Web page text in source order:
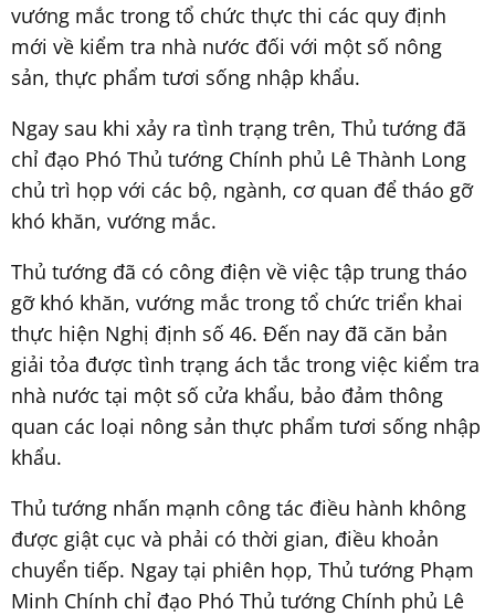
vướng mắc trong tổ chức thực thi các quy định
mới về kiểm tra nhà nước đối với một số nông
sản, thực phẩm tươi sống nhập khẩu.
Ngay sau khi xảy ra tình trạng trên, Thủ tướng đã
chỉ đạo Phó Thủ tướng Chính phủ Lê Thành Long
chủ trì họp với các bộ, ngành, cơ quan để tháo gỡ
khó khăn, vướng mắc.
Thủ tướng đã có công điện về việc tập trung tháo
gỡ khó khăn, vướng mắc trong tổ chức triển khai
thực hiện Nghị định số 46. Đến nay đã căn bản
giải tỏa được tình trạng ách tắc trong việc kiểm tra
nhà nước tại một số cửa khẩu, bảo đảm thông
quan các loại nông sản thực phẩm tươi sống nhập
khẩu.
Thủ tướng nhấn mạnh công tác điều hành không
được giật cục và phải có thời gian, điều khoản
chuyển tiếp. Ngay tại phiên họp, Thủ tướng Phạm
Minh Chính chỉ đạo Phó Thủ tướng Chính phủ Lê